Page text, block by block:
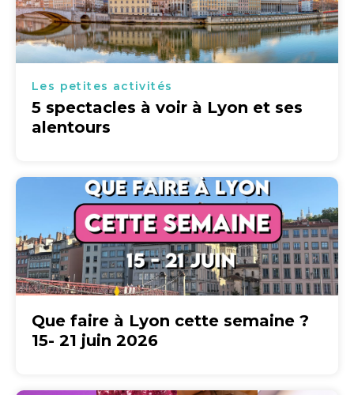
Les petites activités
5 spectacles à voir à Lyon et ses
alentours
Que faire à Lyon cette semaine ?
15- 21 juin 2026